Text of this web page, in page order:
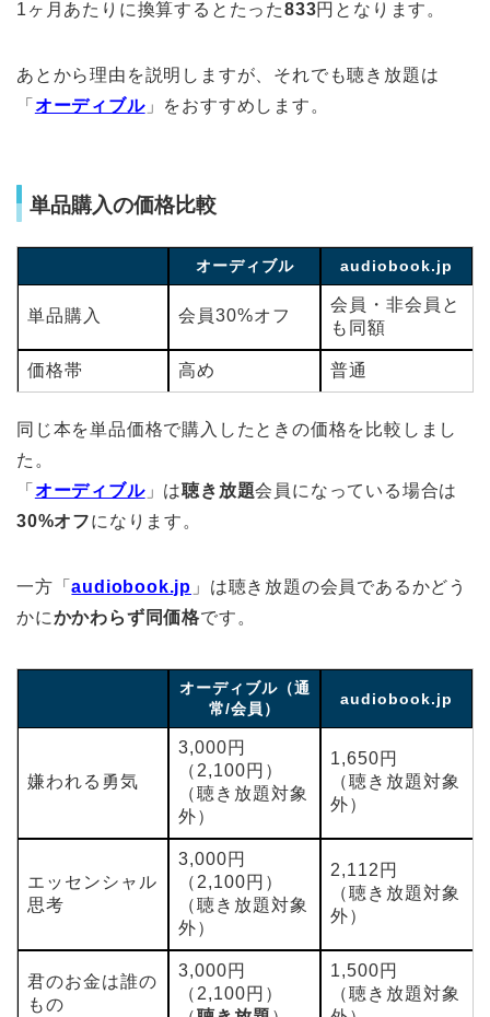
1ヶ月あたりに換算するとたった833円となります。
あとから理由を説明しますが、それでも聴き放題は
「 オーディブル」をおすすめします。
単品購入の価格比較
オーディブル audiobook.jp
単品購入 会員30%オフ
会員・非会員と
も同額
価格帯 高め 普通
同じ本を単品価格で購入したときの価格を比較しまし
た。
「 オーディブル」は聴き放題会員になっている場合は
30%オフになります。
一方「audiobook.jp 」は聴き放題の会員であるかどう
かにかかわらず同価格です。
オーディブル（通
常/会員）
audiobook.jp
嫌われる勇気
3,000円
（2,100円）
（聴き放題対象
外）
1,650円
（聴き放題対象
外）
エッセンシャル
思考
3,000円
（2,100円）
（聴き放題対象
外）
2,112円
（聴き放題対象
外）
君のお金は誰の
もの
3,000円
（2,100円）
1,500円
（聴き放題対象